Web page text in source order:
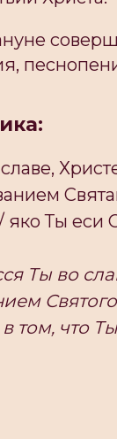
яко Ты
Ты во
в том, что